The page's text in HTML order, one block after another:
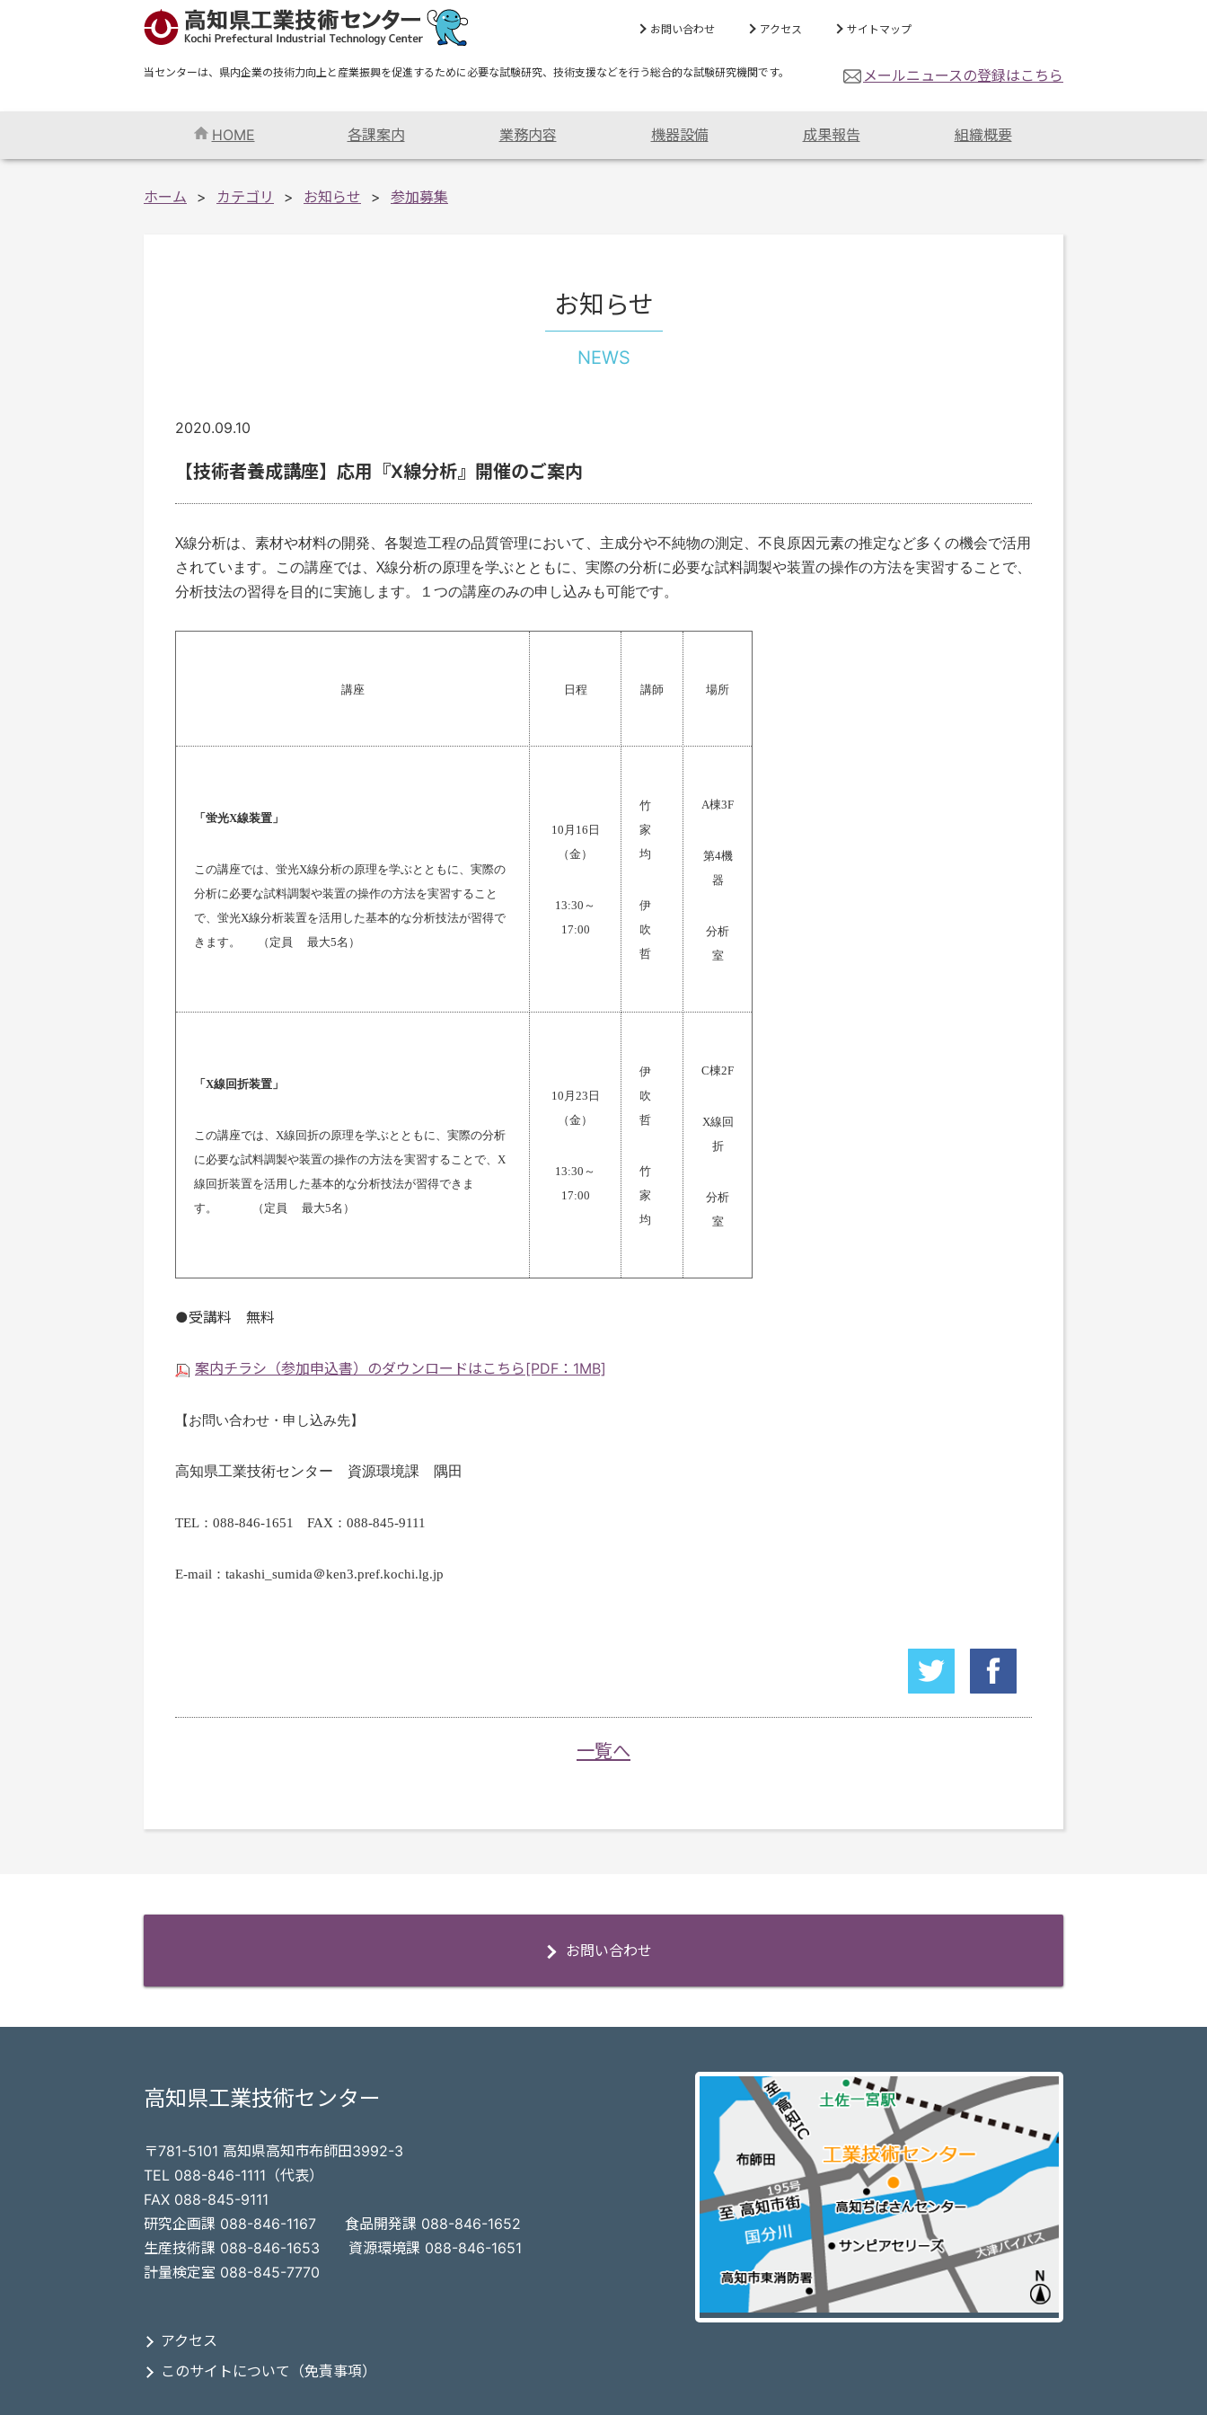
お問い合わせ アクセス サイトマップ
当センターは、県内企業の技術力向上と産業振興を促進するために必要な試験研究、技術支援などを行う総合的な試験研究機関です。 メールニュースの登録はこちら
HOME 各課案内 業務内容 機器設備 成果報告 組織概要
ホーム カテゴリ お知らせ 参加募集
お知らせ
NEWS
2020.09.10
【技術者養成講座】応用『X線分析』開催のご案内
X線分析は、素材や材料の開発、各製造工程の品質管理において、主成分や不純物の測定、不良原因元素の推定など多くの機会で活用
されています。 この講座では、 X線分析の原理を学ぶとともに、実際の分析に必要な試料調製や装置の操作の方法を実習することで、
分析技法の習得を目的に実施します。 １つの講座のみの申し込みも可能です。
講座 日程 講師 場所
「 蛍光X線装置」
この講座では、蛍光X線分析の原理を学ぶとともに、実際の
分析に必要な試料調製や装置の操作の方法を実習すること
で、蛍光X線分析装置を活用した基本的な分析技法が習得で
きます。
（ 定員 最大5名）
10 月 16 日
（金）
13:30 ～
17:00
竹
家
均
伊
吹
哲
A棟3F
第4機
器
分析
室
「 X線回折装置」
この講座では、 X線回折の原理を学ぶとともに、実際の分析
に必要な試料調製や装置の操作の方法を実習することで、 X
線回折装置を活用した基本的な分析技法が習得できま
す。
（ 定員 最大5名）
10 月 23 日
（金）
13:30 ～
17:00
伊
吹
哲
竹
家
均
C棟2F
X線回
折
分析
室
●受講料 無料
案内チラシ（参加申込書）のダウンロードはこちら[PDF：1MB]
【お問い合わせ・申し込み先】
高知県工業技術センター 資源環境課 隅田
TEL ： 088-846-1651 FAX ： 088-845-9111
E-mail： takashi_sumida＠ken3.pref.kochi.lg.jp
一覧へ
お問い合わせ
高知県工業技術センター
〒781-5101 高知県高知市布師田3992-3
TEL 088-846-1111（代表）
FAX 088-845-9111
研究企画課 088-846-1167
食品開発課 088-846-1652
生産技術課 088-846-1653
資源環境課 088-846-1651
計量検定室 088-845-7770
アクセス
このサイトについて（免責事項）